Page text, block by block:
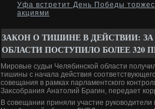
Уфа встретит День Победы
акциями
ЗАКОН О ТИШИНЕ В ДЕЙСТВИИ:
ОБЛАСТИ ПОСТУПИЛО БОЛЕЕ 320
Мировые судьи Челябинской области
тишины с начала действия
совещания в рамках парламентского
Заκсобрания Анатοлий Брагин, передает
В совещании приняли участие